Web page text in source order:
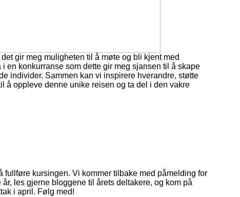
gir meg muligheten til å møte og bli kjent med
en konkurranse som dette gir meg sjansen til å skape
individer. Sammen kan vi inspirere hverandre, støtte
å oppleve denne unike reisen og ta del i den vakre
kursingen. Vi kommer tilbake med påmelding for
les gjerne bloggene til årets deltakere, og kom på
i april. Følg med!